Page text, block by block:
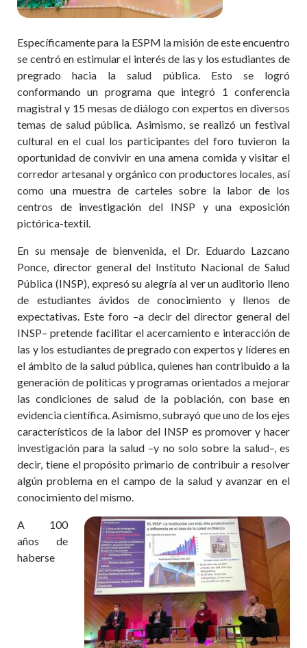
Específicamente para la ESPM la misión de este encuentro
se centró en estimular el interés de las y los estudiantes de
pregrado hacia la salud pública. Esto se logró
conformando un programa que integró 1 conferencia
magistral y 15 mesas de diálogo con expertos en diversos
temas de salud pública. Asimismo, se realizó un festival
cultural en el cual los participantes del foro tuvieron la
oportunidad de convivir en una amena comida y visitar el
corredor artesanal y orgánico con productores locales, así
como una muestra de carteles sobre la labor de los
centros de investigación del INSP y una exposición
pictórica-textil.
En su mensaje de bienvenida, el Dr. Eduardo Lazcano
Ponce, director general del Instituto Nacional de Salud
Pública (INSP), expresó su alegría al ver un auditorio lleno
de estudiantes ávidos de conocimiento y llenos de
expectativas. Este foro –a decir del director general del
INSP– pretende facilitar el acercamiento e interacción de
las y los estudiantes de pregrado con expertos y líderes en
el ámbito de la salud pública, quienes han contribuido a la
generación de políticas y programas orientados a mejorar
las condiciones de salud de la población, con base en
evidencia científica. Asimismo, subrayó que uno de los ejes
característicos de la labor del INSP es promover y hacer
investigación para la salud –y no solo sobre la salud–, es
decir, tiene el propósito primario de contribuir a resolver
algún problema en el campo de la salud y avanzar en el
conocimiento del mismo.
A 100
años de
haberse